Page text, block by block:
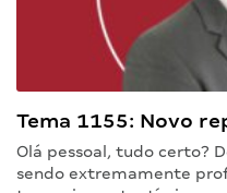
Tema 1155: Novo
Olá pessoal, tudo certo?
sendo extremamente